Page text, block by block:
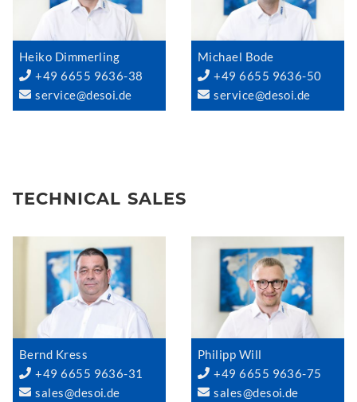
Heiko Dimmerling
+49 6655 9636-38
service@desoi.de
Michael Bode
+49 6655 9636-50
service@desoi.de
TECHNICAL SALES
Bernd Kress
+49 6655 9636-31
sales@desoi.de
Philipp Will
+49 6655 9636-75
sales@desoi.de